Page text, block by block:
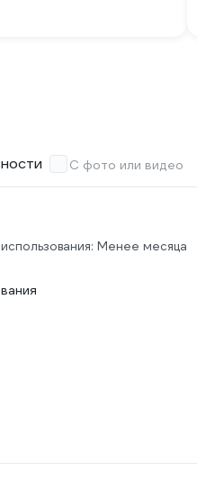
С фото или видео
Менее месяца